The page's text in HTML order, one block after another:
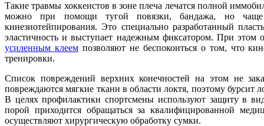
Такие травмы хоккеистов в зоне плеча лечатся полной
можно при помощи тугой повязки, бандажа, но чаще
кинезиотейпирования. Это специально разработанный
эластичность и выступает надежным фиксатором. При
усиленным клеемпозволяют не беспокоиться о том, что
тренировки.
Список повреждений верхних конечностей на этом не
повреждаются мягкие ткани в области локтя, поэтому бурсит
В целях профилактики спортсмены используют защиту в
порой приходится обращаться за квалифицированной
осуществляют хирургическую обработку сумки.